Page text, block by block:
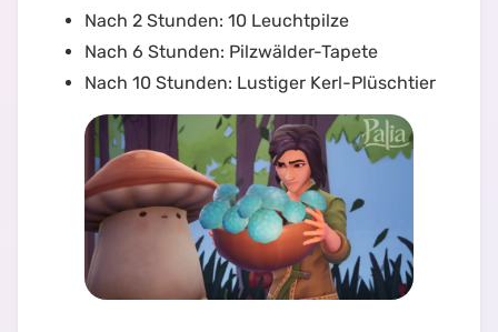
Nach 2 Stunden: 10 Leuchtpilze
Nach 6 Stunden: Pilzwälder-Tapete
Nach 10 Stunden: Lustiger Kerl-Plüschtier